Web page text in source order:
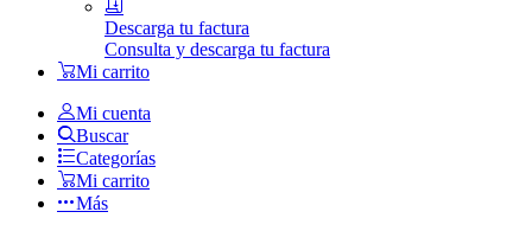
Descarga tu factura
Consulta y descarga tu factura
Mi carrito
Mi cuenta
Buscar
Categorías
Mi carrito
Más